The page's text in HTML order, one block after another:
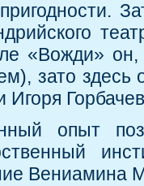
«Вожди»
зато здесь
Игоря
опыт
Вениамина